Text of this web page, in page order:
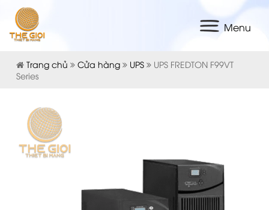
Menu
Trang chủ Cửa hàng UPS
UPS FREDTON F99VT
Series